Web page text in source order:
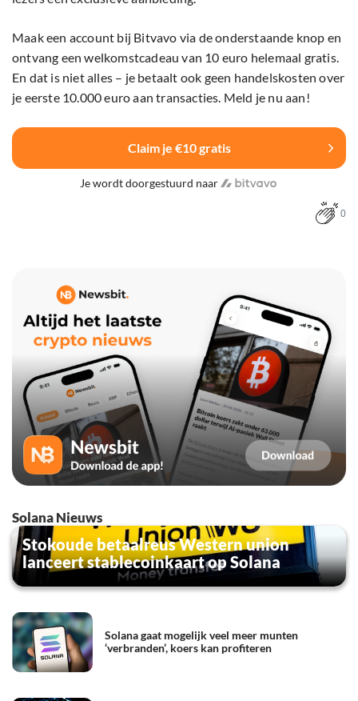
Maak een account bij Bitvavo via de onderstaande knop en
ontvang een welkomstcadeau van 10 euro helemaal gratis.
En dat is niet alles – je betaalt ook geen handelskosten over
je eerste 10.000 euro aan transacties. Meld je nu aan!
Claim je €10 gratis
Je wordt doorgestuurd naar
0
Solana Nieuws
Stokoude betaalreus Western union
lanceert stablecoinkaart op Solana
Solana gaat mogelijk veel meer munten
‘verbranden’, koers kan profiteren